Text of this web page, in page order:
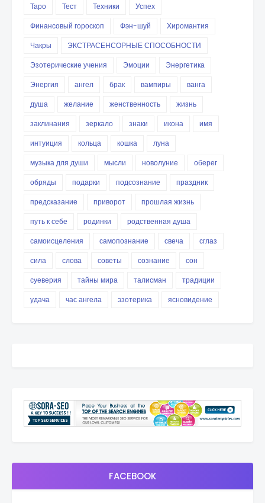
Таро
Тест Техники
Успех
Финансовый гороскоп
Фэн-шуй
Хиромантия
Чакры
ЭКСТРАСЕНСОРНЫЕ СПОСОБНОСТИ
Эзотерические учения
Эмоции
Энергетика
Энергия
ангел брак вампиры
ванга
душа
желание женственность
жизнь
заклинания
зеркало знаки икона
имя
интуиция
кольца кошка
луна
музыка для души
мысли новолуние
оберег
обряды
подарки подсознание
праздник
предсказание
приворот
прошлая жизнь
путь к себе
родинки
родственная душа
самоисцеления
самопознание свеча
сглаз
сила
слова советы сознание
сон
суеверия
тайны мира талисман
традиции
удача
час ангела эзотерика ясновидение
FACEBOOK